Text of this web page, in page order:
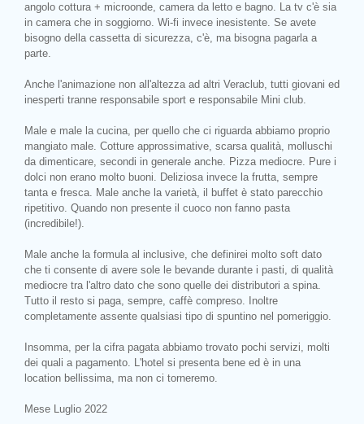
angolo cottura + microonde, camera da letto e bagno. La tv c'è sia
in camera che in soggiorno. Wi-fi invece inesistente. Se avete
bisogno della cassetta di sicurezza, c'è, ma bisogna pagarla a
parte.
Anche l'animazione non all'altezza ad altri Veraclub, tutti giovani ed
inesperti tranne responsabile sport e responsabile Mini club.
Male e male la cucina, per quello che ci riguarda abbiamo proprio
mangiato male. Cotture approssimative, scarsa qualità, molluschi
da dimenticare, secondi in generale anche. Pizza mediocre. Pure i
dolci non erano molto buoni. Deliziosa invece la frutta, sempre
tanta e fresca. Male anche la varietà, il buffet è stato parecchio
ripetitivo. Quando non presente il cuoco non fanno pasta
(incredibile!).
Male anche la formula al inclusive, che definirei molto soft dato
che ti consente di avere sole le bevande durante i pasti, di qualità
mediocre tra l'altro dato che sono quelle dei distributori a spina.
Tutto il resto si paga, sempre, caffè compreso. Inoltre
completamente assente qualsiasi tipo di spuntino nel pomeriggio.
Insomma, per la cifra pagata abbiamo trovato pochi servizi, molti
dei quali a pagamento. L'hotel si presenta bene ed è in una
location bellissima, ma non ci torneremo.
Mese Luglio 2022